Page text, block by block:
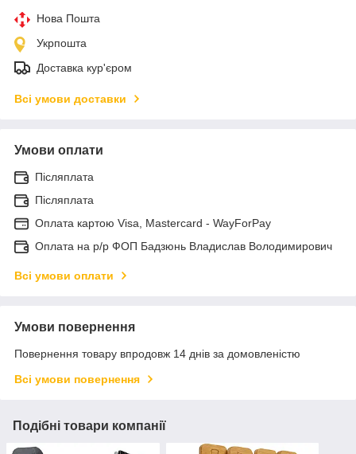
Нова Пошта
Укрпошта
Доставка кур'єром
Всі умови доставки
Умови оплати
Післяплата
Післяплата
Оплата картою Visa, Mastercard - WayForPay
Оплата на р/р ФОП Бадзюнь Владислав Володимирович
Всі умови оплати
Умови повернення
Повернення товару впродовж 14 днів за домовленістю
Всі умови повернення
Подібні товари компанії